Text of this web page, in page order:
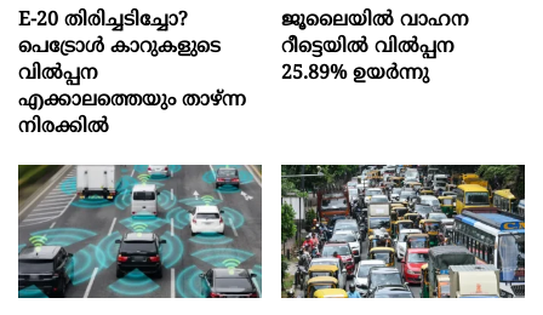
E-20 തിരിച്ചടിച്ചോ?
പെട്രോൾ കാറുകളുടെ
വിൽപ്പന
എക്കാലത്തെയും താഴ്ന്ന
നിരക്കിൽ
ജൂലൈയിൽ വാഹന
റീട്ടെയിൽ വിൽപ്പന
25.89% ഉയർന്നു